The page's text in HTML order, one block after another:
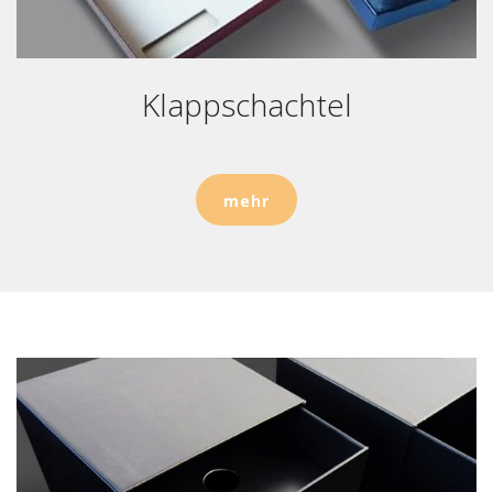
Klappschachtel
mehr